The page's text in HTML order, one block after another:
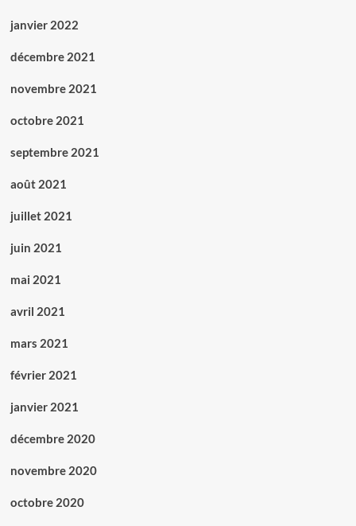
janvier 2022
décembre 2021
novembre 2021
octobre 2021
septembre 2021
août 2021
juillet 2021
juin 2021
mai 2021
avril 2021
mars 2021
février 2021
janvier 2021
décembre 2020
novembre 2020
octobre 2020